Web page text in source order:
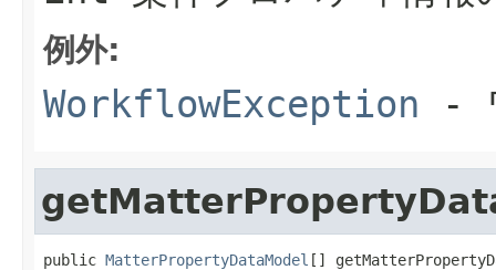
例外:
WorkflowException -
public MatterPropertyDataModel []